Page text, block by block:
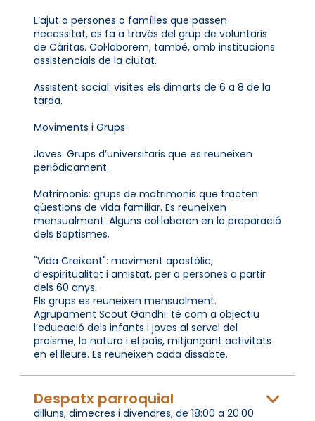
L’ajut a persones o famílies que passen
necessitat, es fa a través del grup de voluntaris
de Càritas. Col·laborem, també, amb institucions
assistencials de la ciutat.
Assistent social: visites els dimarts de 6 a 8 de la
tarda.
Moviments i Grups
Joves: Grups d’universitaris que es reuneixen
periòdicament.
Matrimonis: grups de matrimonis que tracten
qüestions de vida familiar. Es reuneixen
mensualment. Alguns col·laboren en la preparació
dels Baptismes.
"Vida Creixent": moviment apostòlic,
d’espiritualitat i amistat, per a persones a partir
dels 60 anys.
Els grups es reuneixen mensualment.
Agrupament Scout Gandhi: té com a objectiu
l’educació dels infants i joves al servei del
proïsme, la natura i el país, mitjançant activitats
en el lleure. Es reuneixen cada dissabte.
Despatx parroquial
dilluns, dimecres i divendres, de 18:00 a 20:00